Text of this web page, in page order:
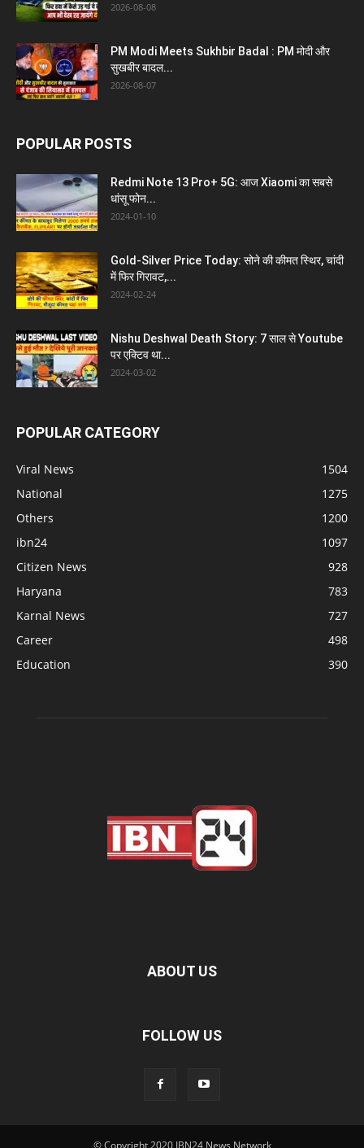
2026-08-08
PM Modi Meets Sukhbir Badal : PM मोदी और
सुखबीर बादल...
2026-08-07
POPULAR POSTS
Redmi Note 13 Pro+ 5G: आज Xiaomi का सबसे
धांसू फोन...
2024-01-10
Gold-Silver Price Today: सोने की कीमत स्थिर, चांदी
में फिर गिरावट,...
2024-02-24
Nishu Deshwal Death Story: 7 साल से Youtube
पर एक्टिव था...
2024-03-02
POPULAR CATEGORY
Viral News
1504
National
1275
Others
1200
ibn24
1097
Citizen News
928
Haryana
783
Karnal News
727
Career
498
Education
390
ABOUT US
FOLLOW US
© Copyright 2020 IBN24 News Network